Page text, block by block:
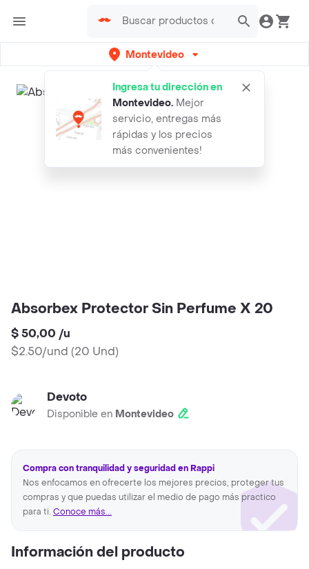
Montevideo
Ingresa tu dirección en
Montevideo. Mejor
servicio, entregas más
rápidas y los precios
más convenientes!
Absorbex Protector Sin Perfume X 20
$ 50,00 /u
$2.50/und (20 Und)
Devoto
Disponible en Montevideo
Compra con tranquilidad y seguridad en Rappi
Nos enfocamos en ofrecerte los mejores precios, proteger tus
compras y que puedas utilizar el medio de pago más practico
para ti. Conoce más...
Información del producto